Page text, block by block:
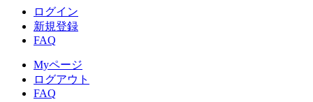
ログイン
新規登録
FAQ
Myページ
ログアウト
FAQ